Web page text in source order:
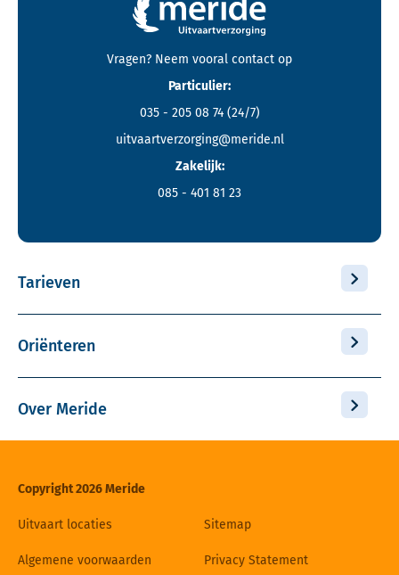
Contactgegevens en footer menu van Meride
Vragen? Neem vooral contact op
Particulier:
035 - 205 08 74 (24/7)
uitvaartverzorging@meride.nl
Zakelijk:
085 - 401 81 23
Tarieven
Oriënteren
Over Meride
Copyright 2026 Meride
Uitvaart locaties Sitemap
Algemene voorwaarden Privacy Statement